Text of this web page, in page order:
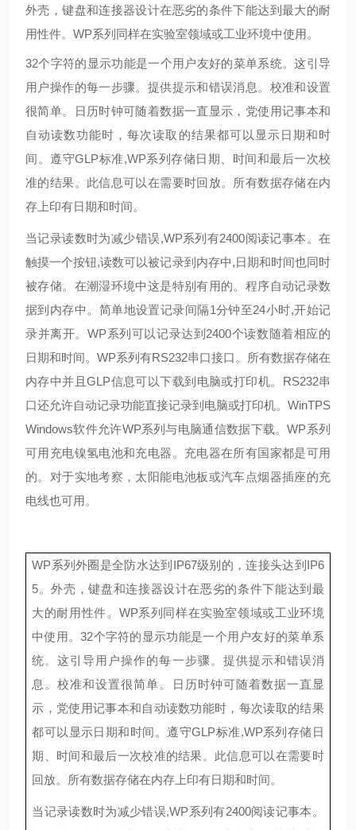
外壳，键盘和连接器设计在恶劣的条件下能达到最大的耐
用性件。 WP系列同样在实验室领域或工业环境中使用。
32个字符的显示功能是一个用户友好的菜单系统。这引导
用户操作的每一步骤。提供提示和错误消息。校准和设置
很简单。
日历时钟可随着数据一直显示，党使用记事本和
自动读数功能时，每次读取的结果都可以显示日期和时
间。 遵守GLP标准,WP系列存储日期、时间和最后一次校
准的结果。此信息可以在需要时回放。所有数据存储在内
存上印有日期和时间。
当记录读数时为减少错误,WP系列有2400阅读记事本。在
触摸一个按钮,读数可以被记录到内存中,日期和时间也同时
被存储。在潮湿环境中这是特别有用的。程序自动记录数
据到内存中。简单地设置记录间隔1分钟至24小时,开始记
录并离开。 WP系列可以记录达到 2400个读数随着相应的
日期和时间。 WP系列 有RS232串口接口。所有数据存储在
内存中并且GLP信息可以下载到电脑或打印机。 RS232串
口还允许自动记录功能直接记录到电脑或打印机。 WinTPS
Windows软件允许WP系列与电脑通信数据下载。WP系列
可用 充电镍氢电池和充电器。充电器在所有国家都是可用
的。 对于实地考察 ， 太阳能电池板或汽车点烟器插座的充
电线也可用。
WP系列外圈是全防水达到 IP67级别的，连接头达到 IP6
5。外壳，键盘和连接器设计在恶劣的条件下能达到最
大的耐用性件。 WP系列同样在实验室领域或工业环境
中使用。32个字符的显示功能是一个用户友好的菜单系
统。这引导用户操作的每一步骤 。提供提示和错误消
息。校准和设置很简单。 日历时钟可随着数据一直显
示，党使用记事本和自动读数功能时，每次读取的结果
都可以显示日期和时间。遵守GLP标准,WP系列存储日
期、时间和最后一次校准的结果。此信息可以在需要时
回放。所有数据存储在内存上印有日期和时间。
当记录读数时为减少错误,WP系列有2400阅读记事本。